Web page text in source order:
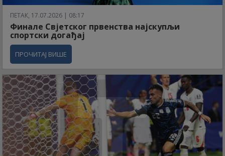
ПЕТАК, 17.07.2026 | 08:17
Финале Свјетског првенства најскупљи
спортски догађај
ПРОЧИТАЈ ВИШЕ